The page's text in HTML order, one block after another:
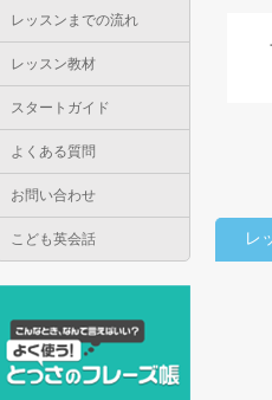
レッスンまでの流れ
レッスン教材
スタートガイド
よくある質問
お問い合わせ
こども英会話 レ